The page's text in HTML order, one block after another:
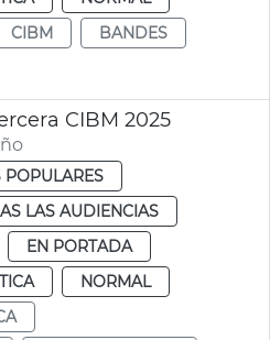
CIBM
BANDES
CIBM 2025
POPULARES
LAS AUDIENCIAS
EN PORTADA
NORMAL